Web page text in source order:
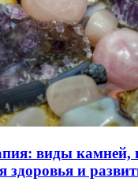
виды камней,
здоровья и